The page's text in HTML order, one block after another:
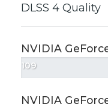
DLSS 4 Quality
NVIDIA
109
NVIDIA